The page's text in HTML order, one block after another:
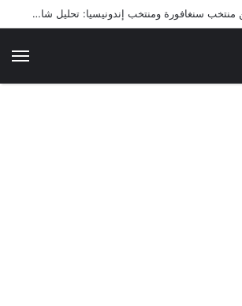
مواجهة مثيرة بين منتخب سنغافورة ومنتخب إندونيسيا: تحليل شامل لمباراة كرة القدم القادمة